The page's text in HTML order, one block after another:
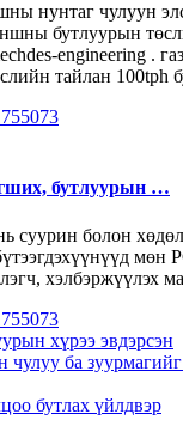
нунтаг чулуун
бутлуурын
engineering .
тайлан 100tph
бутлуурын …
суурин болон
мөн
хэлбэржүүлэх
хүрээ эвдэрсэн
ба
бутлах үйлдвэр